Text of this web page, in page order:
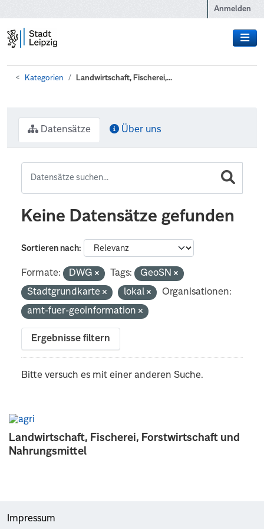
Anmelden
Kategorien Landwirtschaft, Fischerei,...
Landwirtschaft, Fischerei, Forstwirtschaft und
Nahrungsmittel
Datensätze Über uns
Keine Datensätze gefunden
Sortieren nach
Formate: DWG Tags:
GeoSN
Stadtgrundkarte
lokal
Organisationen:
amt-fuer-geoinformation
Ergebnisse filtern
Bitte versuch es mit einer anderen Suche.
Impressum